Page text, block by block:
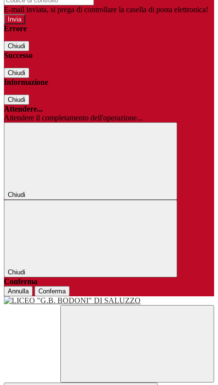
E-mail inviata, si prega di controllare la casella di posta elettronica!
Errore
Chiudi
Successo
Chiudi
Informazione
Chiudi
Attendere...
Attendere il completamento dell'operazione...
Chiudi
Chiudi
Conferma
Annulla Conferma